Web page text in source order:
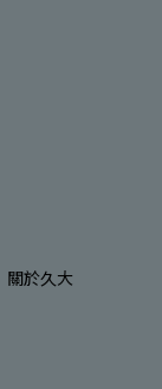
關於久大